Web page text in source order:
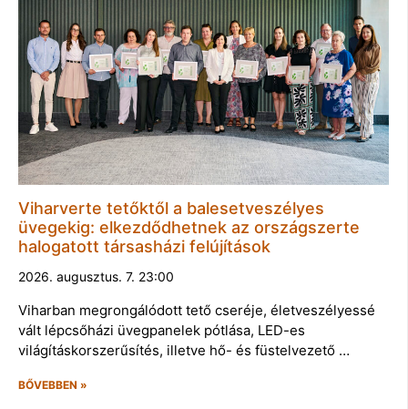
Viharverte tetőktől a balesetveszélyes
üvegekig: elkezdődhetnek az országszerte
halogatott társasházi felújítások
2026. augusztus. 7. 23:00
Viharban megrongálódott tető cseréje, életveszélyessé
vált lépcsőházi üvegpanelek pótlása, LED-es
világításkorszerűsítés, illetve hő- és füstelvezető …
BŐVEBBEN »